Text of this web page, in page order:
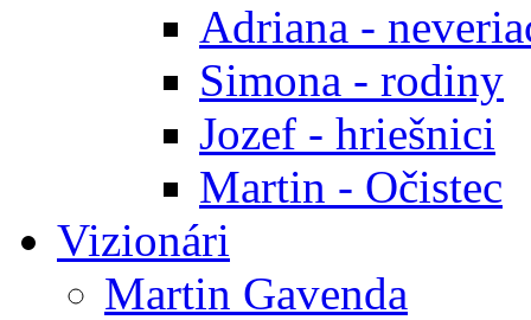
Adriana -
Simona - rodiny
Jozef - hriešnici
Martin - Očistec
Vizionári
Martin Gavenda